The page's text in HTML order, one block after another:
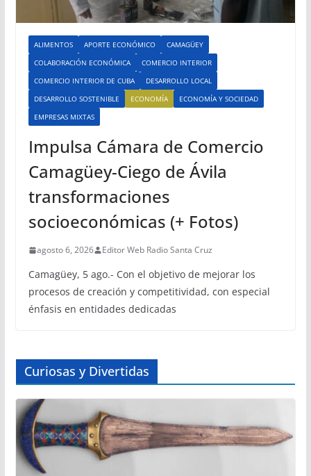
ALIMENTOS APORTE ECONÓMICO
CAMAGÜEY
COLABORACIÓN ECONÓMICA
COMERCIO INTERIOR
COMERCIO INTERIOR DE CUBA
DESARROLLO LOCAL
DESARROLLO SOSTENIBLE
ECONOMÍA
ECONOMÍA Y SOCIEDAD
EMPRESAS MIXTAS
Impulsa Cámara de Comercio
Camagüey-Ciego de Ávila
transformaciones
socioeconómicas (+ Fotos)
agosto 6, 2026 Editor Web Radio Santa Cruz
Camagüey, 5 ago.- Con el objetivo de mejorar los
procesos de creación y competitividad, con especial
énfasis en entidades dedicadas
Curiosas y Divertidas